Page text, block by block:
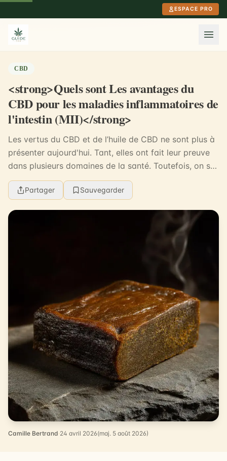
ESPACE PRO
CBD
<strong>Quels sont Les avantages du
CBD pour les maladies inflammatoires de
l'intestin (MII)</strong>
Les vertus du CBD et de l’huile de CBD ne sont plus à
présenter aujourd'hui. Tant, elles ont fait leur preuve
dans plusieurs domaines de la santé. Toutefois, on se
demande encore si ce produit n'a pa...
Partager Sauvegarder
Camille Bertrand·24 avril 2026(maj. 5 août 2026)